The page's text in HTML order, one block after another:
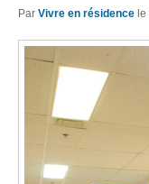
Par Vivre en résidence le